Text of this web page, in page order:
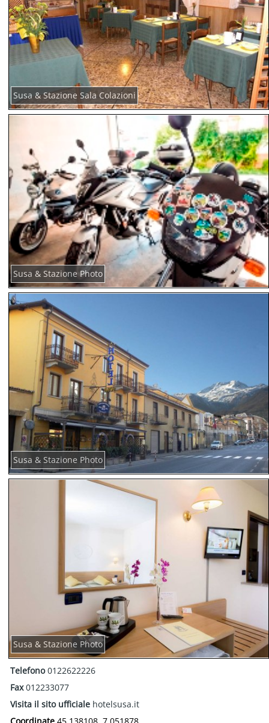
Susa & Stazione Sala Colazioni
Susa & Stazione Photo
Susa & Stazione Photo
Susa & Stazione Photo
Telefono0122622226
Fax012233077
Visita il sito ufficiale hotelsusa.it